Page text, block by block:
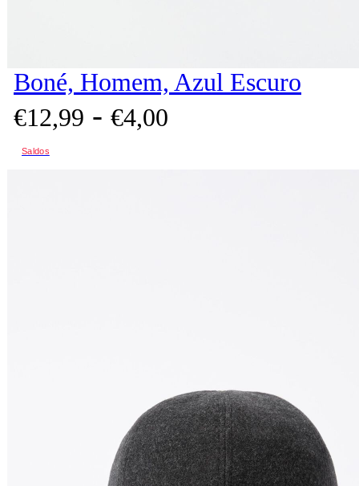
Boné, Homem, Azul Escuro
€12,99 - €4,00
Saldos